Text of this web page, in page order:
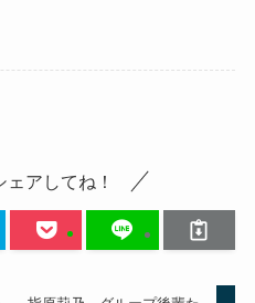
アしてね！